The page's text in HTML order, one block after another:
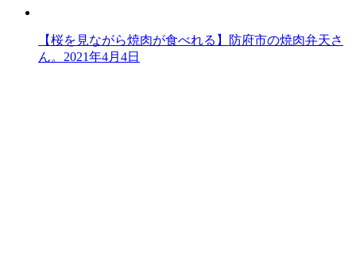
【桜を見ながら焼肉が食べれる】防府市の焼肉弁天さ
ん。 2021年4月4日